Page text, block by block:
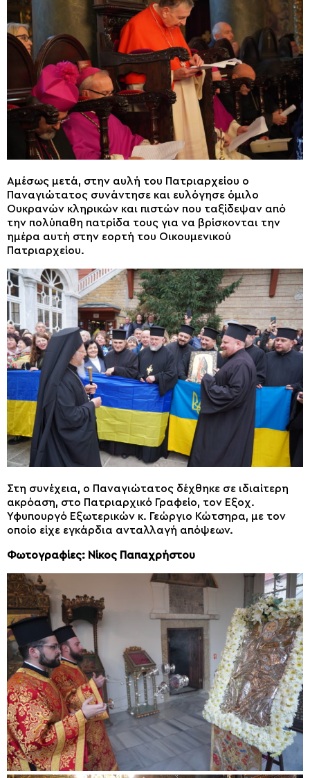
Αμέσως μετά, στην αυλή του Πατριαρχείου ο
Παναγιώτατος συνάντησε και ευλόγησε όμιλο
Ουκρανών κληρικών και πιστών που ταξίδεψαν από
την πολύπαθη πατρίδα τους για να βρίσκονται την
ημέρα αυτή στην εορτή του Οικουμενικού
Πατριαρχείου.
Στη συνέχεια, ο Παναγιώτατος δέχθηκε σε ιδιαίτερη
ακρόαση, στο Πατριαρχικό Γραφείο, τον Εξοχ.
Υφυπουργό Εξωτερικών κ. Γεώργιο Κώτσηρα, με τον
οποίο είχε εγκάρδια ανταλλαγή απόψεων.
Φωτογραφίες: Νίκος Παπαχρήστου